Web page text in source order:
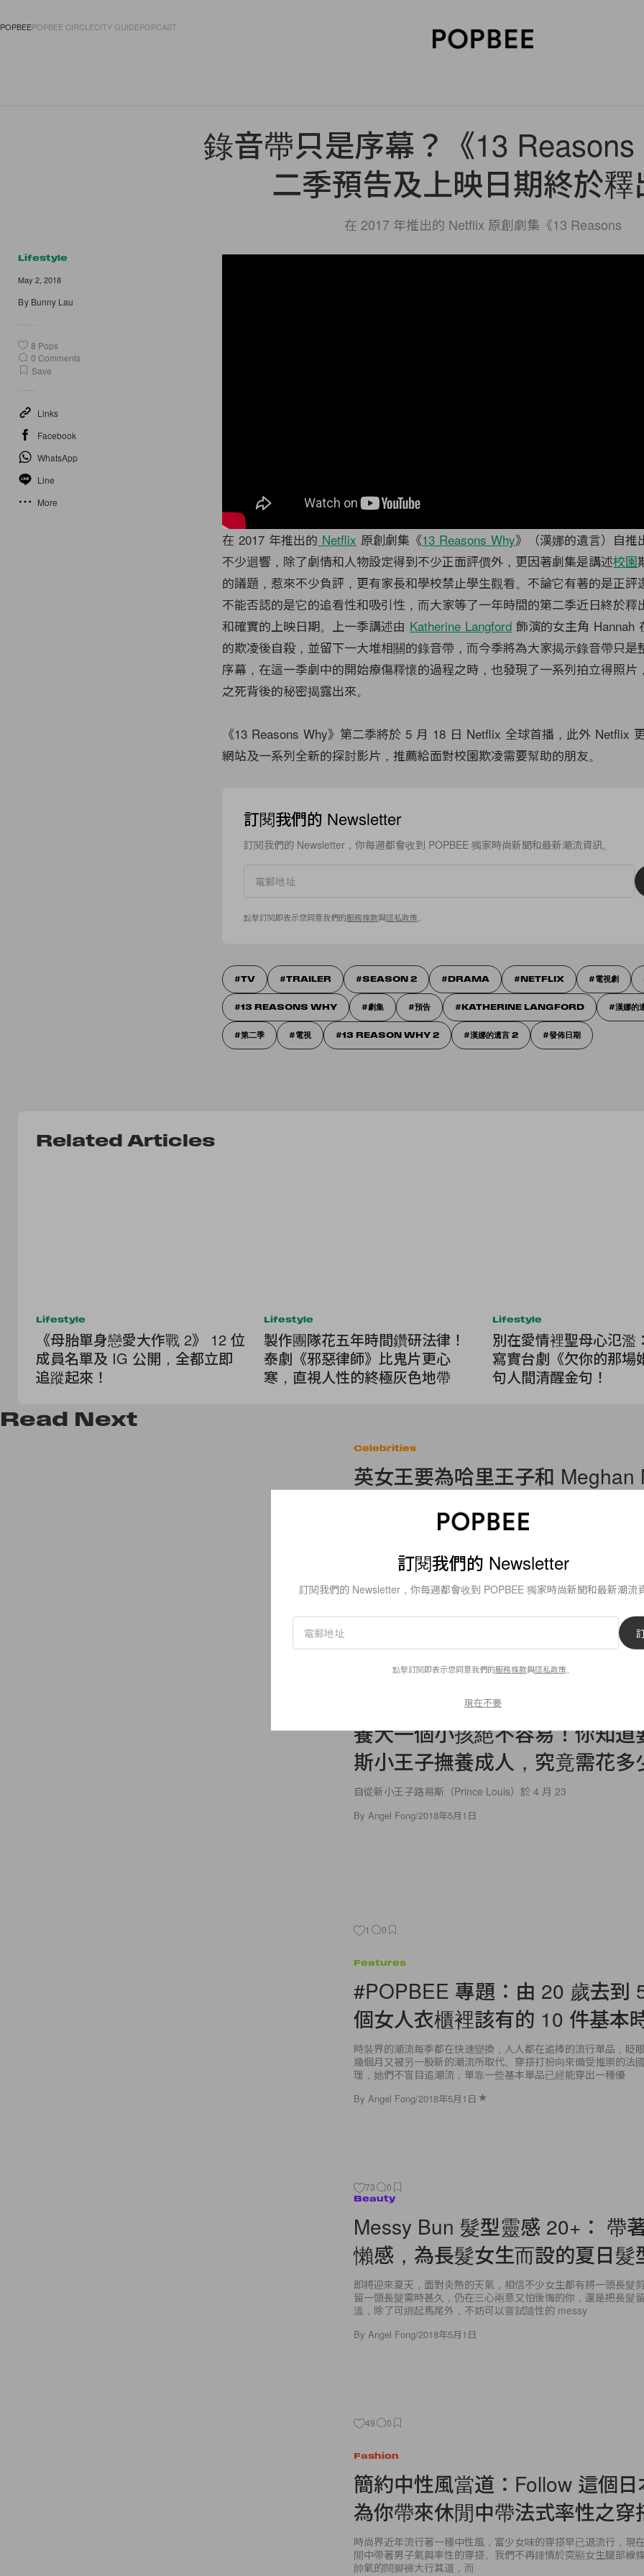
POPBEEPOPBEE CIRCLECITY GUIDEPOPCAST
錄音帶只是序幕？《13
二季預告及上映日期終於
在 2017 年推出的 Netflix 原創劇集《13 Reasons
Lifestyle
May 2, 2018
By Bunny Lau
8 Pops
0 Comments
Save
Links
Facebook
WhatsApp
Line
More
在 2017 年推出的 Netflix 原創劇集《13 Reasons Why》（漢娜的遺言）自推
不少迴響，除了劇情和人物設定得到不少正面評價外，更因著劇集是講述校園
的議題，惹來不少負評，更有家長和學校禁止學生觀看。不論它有著的是正評
不能否認的是它的追看性和吸引性，而大家等了一年時間的第二季近日終於釋
和確實的上映日期。上一季講述由 Katherine Langford 飾演的女主角 Hannah
的欺凌後自殺，並留下一大堆相關的錄音帶，而今季將為大家揭示錄音帶只是
序幕，在這一季劇中的開始療傷釋懷的過程之時，也發現了一系列拍立得照片
之死背後的秘密揭露出來。
《13 Reasons Why》第二季將於 5 月 18 日 Netflix 全球首播，此外 Netflix
網站及一系列全新的探討影片，推薦給面對校園欺凌需要幫助的朋友。
訂閱我們的 Newsletter
訂閱我們的 Newsletter，你每週都會收到 POPBEE 獨家時尚新聞和最新潮流資訊。
點擊訂閱即表示您同意我們的服務條款與隱私政策。
TV TRAILER SEASON 2 DRAMA NETFLIX 電視劇
13 REASONS WHY 劇集 預告 KATHERINE LANGFORD 漢娜的
第二季 電視 13 REASON WHY 2 漢娜的遺言 2 發佈日期
Related Articles
Lifestyle
《母胎單身戀愛大作戰 2》 12 位
成員名單及 IG 公開，全都立即
追蹤起來！
Lifestyle
製作團隊花五年時間鑽研法律！
泰劇《邪惡律師》比鬼片更心
寒，直視人性的終極灰色地帶
Lifestyle
別在愛情裡聖母心氾濫
寫實台劇《欠你的那場
句人間清醒金句！
Read Next
Celebrities
英女王要為哈里王子和 Meghan
上的結婚禮物，應該是新人們
哈里王子大婚在即，相信賓客們最頭疼的除了是該穿什麼出席婚
結婚禮物給予王子和王妃。不過，善心滿瀉的哈里王子和
室的官方 Twitter
養大一個小孩絕不容易！你知道
斯小王子撫養成人，究竟需花多
自從新小王子路易斯（Prince Louis）於 4 月 23
By Angel Fong/2018年5月1日
1 0
Features
#POPBEE 專題：由 20 歲去到
個女人衣櫃裡該有的 10 件基本
時裝界的潮流每季都在快速變換，人人都在追捧的流行單品，眨
幾個月又被另一股新的潮流所取代。穿搭打扮向來備受推崇的法
理，她們不盲目追潮流，單靠一些基本單品已經能穿出一種優
By Angel Fong/2018年5月1日
73 0
Beauty
Messy Bun 髮型靈感 20+： 帶
懶感，為長髮女生而設的夏日髮
即將迎來夏天，面對炎熱的天氣，相信不少女生都有將一頭長髮
留一頭長髮需時甚久，仍在三心兩意又怕後悔的你，還是把長髮
溫，除了可綁起馬尾外，不妨可以嘗試隨性的 messy
By Angel Fong/2018年5月1日
49 0
Fashion
簡約中性風當道：Follow 這個日
為你帶來休閒中帶法式率性之穿
時尚界近年流行著一種中性風，富少女味的穿搭早已退流行，現
閒中帶著男子氣與率性的穿搭。我們不再鍾情於突顯女生腿部線
帥氣的闊腳褲大行其道，而
訂閱我們的 Newsletter
訂閱我們的 Newsletter，你每週都會收到 POPBEE 獨家時尚新聞和最新潮流資
點擊訂閱即表示您同意我們的服務條款與隱私政策
現在不要